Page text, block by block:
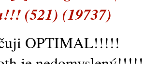
(521) (19737)
OPTIMAL!!!!!